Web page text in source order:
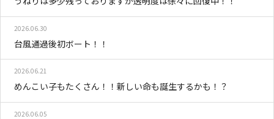
2026.06.30
台風通過後初ボート！！
2026.06.21
めんこい子もたくさん！！新しい命も誕生するかも！？
2026.06.05